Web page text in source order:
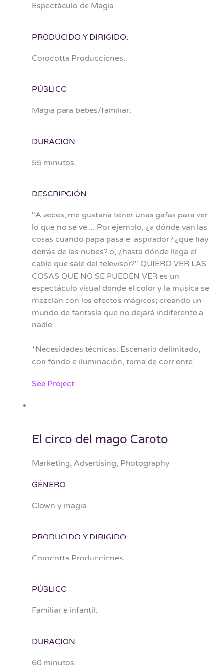
Espectáculo de Magia
PRODUCIDO Y DIRIGIDO:
Corocotta Producciones.
PÚBLICO
Magia para bebés/familiar.
DURACIÓN
55 minutos.
DESCRIPCIÓN
"A veces, me gustaría tener unas gafas para ver
lo que no se ve ... Por ejemplo, ¿a dónde van las
cosas cuando papa pasa el aspirador? ¿qué hay
detrás de las nubes? o, ¿hasta dónde llega el
cable que sale del televisor?" QUIERO VER LAS
COSAS QUE NO SE PUEDEN VER es un
espectáculo visual donde el color y la música se
mezclan con los efectos mágicos; creando un
mundo de fantasía que no dejará indiferente a
nadie.
*Necesidades técnicas: Escenario delimitado,
con fondo e iluminación, toma de corriente.
See Project
El circo del mago Caroto
Marketing, Advertising, Photography
GÉNERO
Clown y magia.
PRODUCIDO Y DIRIGIDO:
Corocotta Producciones.
PÚBLICO
Familiar e infantil.
DURACIÓN
60 minutos.